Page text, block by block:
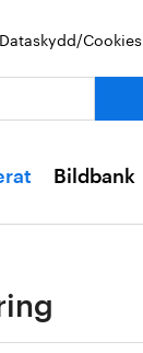
Dataskydd/Cookies
Bildbank